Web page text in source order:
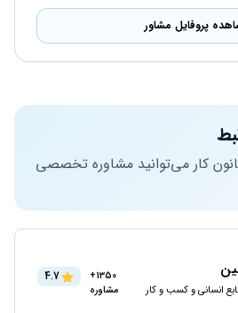
پروفایل مشاور
کار می‌توانید مشاوره تخصصی
انسانی و کسب و کار
1350+
مشاوره
4.7